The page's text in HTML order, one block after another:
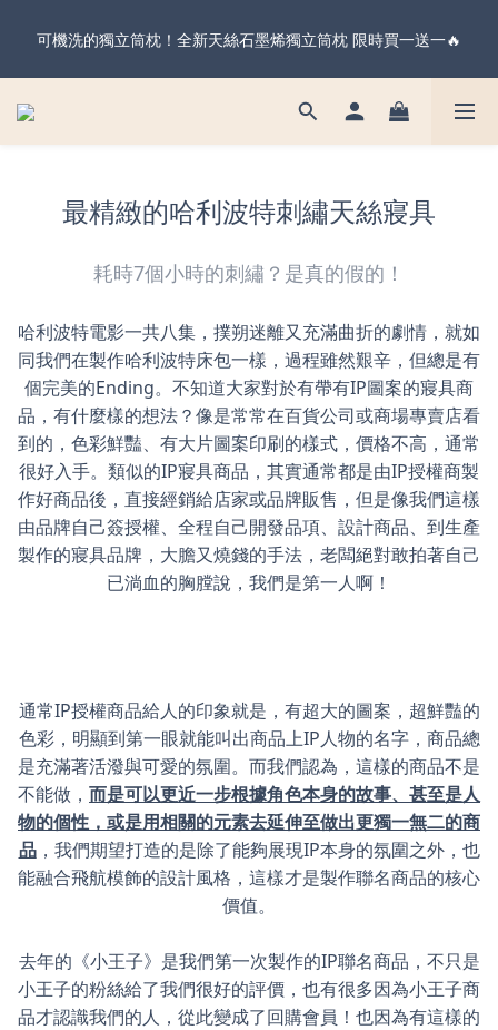
下單 父親節前到貨 ✨
可機洗的獨立筒枕！全新天絲石墨烯獨立筒枕 限時買一送一🔥
暖心父親節・天絲全系列＆純棉雙層紗 不限金額 享 88 折！現在
最精緻的哈利波特刺繡天絲寢具
耗時7個小時的刺繡？是真的假的！
哈利波特電影一共八集，撲朔迷離又充滿曲折的劇情，就如
同我們在製作哈利波特床包一樣，過程雖然艱辛，但總是有
個完美的Ending。不知道大家對於有帶有IP圖案的寢具商
品，有什麼樣的想法？像是常常在百貨公司或商場專賣店看
到的，色彩鮮豔、有大片圖案印刷的樣式，價格不高，通常
很好入手。類似的IP寢具商品，其實通常都是由IP授權商製
作好商品後，直接經銷給店家或品牌販售，但是像我們這樣
由品牌自己簽授權、全程自己開發品項、設計商品、到生產
製作的寢具品牌，大膽又燒錢的手法，老闆絕對敢拍著自己
已淌血的胸膛說，我們是第一人啊！
通常IP授權商品給人的印象就是，有超大的圖案，超鮮豔的
色彩，明顯到第一眼就能叫出商品上IP人物的名字，商品總
是充滿著活潑與可愛的氛圍。而我們認為，這樣的商品不是
不能做， 而是可以更近一步根據角色本身的故事、甚至是人
物的個性，或是用相關的元素去延伸至做出更獨一無二的商
品，我們期望打造的是除了能夠展現IP本身的氛圍之外，也
能融合飛航模飾的設計風格，這樣才是製作聯名商品的核心
價值。
去年的《小王子》是我們第一次製作的IP聯名商品，不只是
小王子的粉絲給了我們很好的評價，也有很多因為小王子商
品才認識我們的人，從此變成了回購會員！也因為有這樣的